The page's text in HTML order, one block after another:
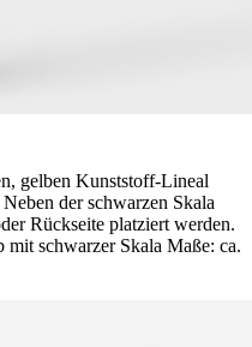
gelben Kunststoff-Lineal
der schwarzen Skala
Rückseite platziert werden.
mit schwarzer Skala Maße: ca.